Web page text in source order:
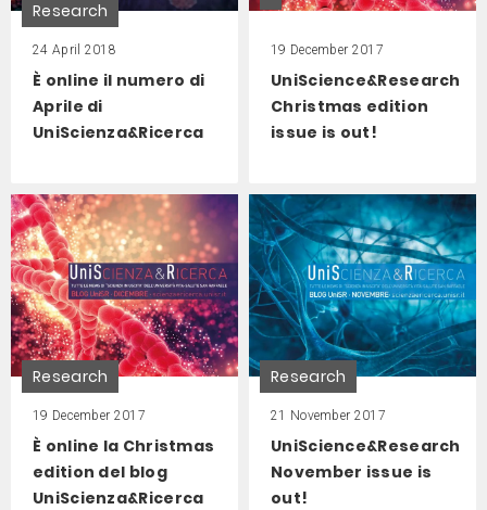
Research
24 April 2018
È online il numero di
Aprile di
UniScienza&Ricerca
19 December 2017
UniScience&Research
Christmas edition
issue is out!
Research
19 December 2017
È online la Christmas
edition del blog
UniScienza&Ricerca
Research
21 November 2017
UniScience&Research
November issue is
out!